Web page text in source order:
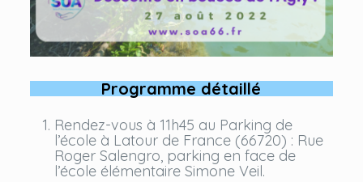
Programme détaillé
Rendez-vous à 11h45 au Parking de
l’école à Latour de France (66720) : Rue
Roger Salengro, parking en face de
l’école élémentaire Simone Veil.